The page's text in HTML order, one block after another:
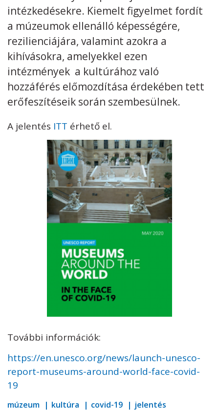
intézkedésekre. Kiemelt figyelmet fordít
a múzeumok ellenálló képességére,
rezilienciájára, valamint azokra a
kihívásokra, amelyekkel ezen
intézmények a kultúrához való
hozzáférés előmozdítása érdekében tett
erőfeszítéseik során szembesülnek.
A jelentés ITT érhető el.
További információk:
https://en.unesco.org/news/launch-unesco-
report-museums-around-world-face-covid-
19
múzeum kultúra covid-19 jelentés